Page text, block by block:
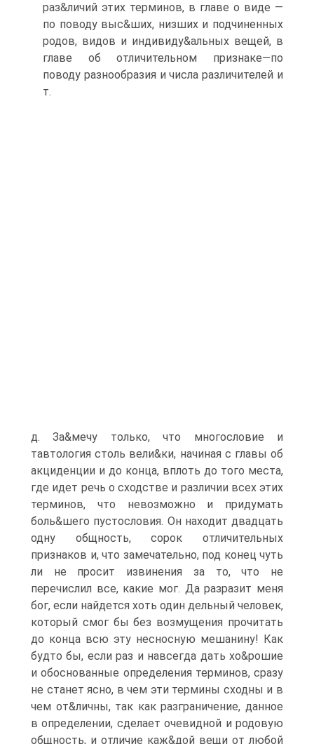
раз&личий этих терминов, в главе о виде —
по поводу выс&ших, низших и подчиненных
родов, видов и индивиду&альных вещей, в
главе об отличительном признаке—по
поводу разнообразия и числа различителей и
т.
д. За&мечу только, что многословие и
тавтология столь вели&ки, начиная с главы об
акциденции и до конца, вплоть до того места,
где идет речь о сходстве и различии всех этих
терминов, что невозможно и придумать
боль&шего пустословия. Он находит двадцать
одну общность, сорок отличительных
признаков и, что замечательно, под конец чуть
ли не просит извинения за то, что не
перечислил все, какие мог. Да разразит меня
бог, если найдется хоть один дельный человек,
который смог бы без возмущения прочитать
до конца всю эту несносную мешанину! Как
будто бы, если раз и навсегда дать хо&рошие
и обоснованные определения терминов, сразу
не станет ясно, в чем эти термины сходны и в
чем от&личны, так как разграничение, данное
в определении, сделает очевидной и родовую
общность, и отличие каж&дой вещи от любой